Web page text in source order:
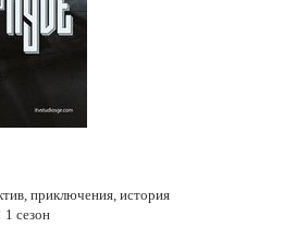
приключения, история
1 сезон